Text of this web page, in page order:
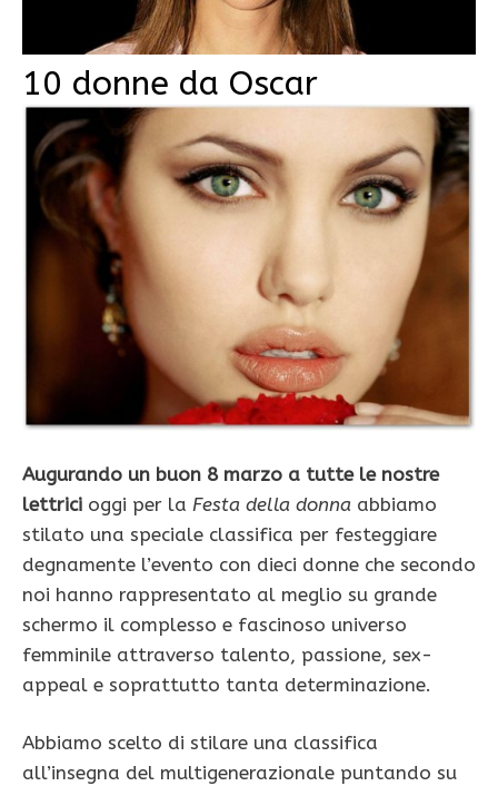
10 donne da Oscar
Augurando un buon 8 marzo a tutte le nostre
lettrici oggi per la Festa della donna abbiamo
stilato una speciale classifica per festeggiare
degnamente l’evento con dieci donne che secondo
noi hanno rappresentato al meglio su grande
schermo il complesso e fascinoso universo
femminile attraverso talento, passione, sex-
appeal e soprattutto tanta determinazione.
Abbiamo scelto di stilare una classifica
all’insegna del multigenerazionale puntando su